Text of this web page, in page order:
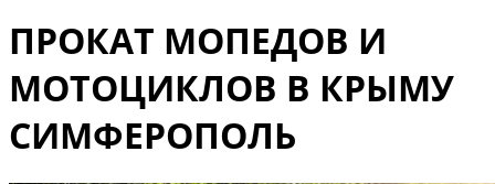
ПРОКАТ МОПЕДОВ И
МОТОЦИКЛОВ В КРЫМУ
СИМФЕРОПОЛЬ